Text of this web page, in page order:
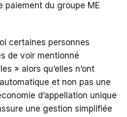
paiement du groupe ME
certaines personnes
de voir mentionné
» alors qu’elles n’ont
et non pas une
d’appellation unique
une gestion simplifiée